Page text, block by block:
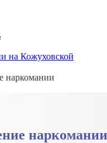
на Кожуховской
наркомании